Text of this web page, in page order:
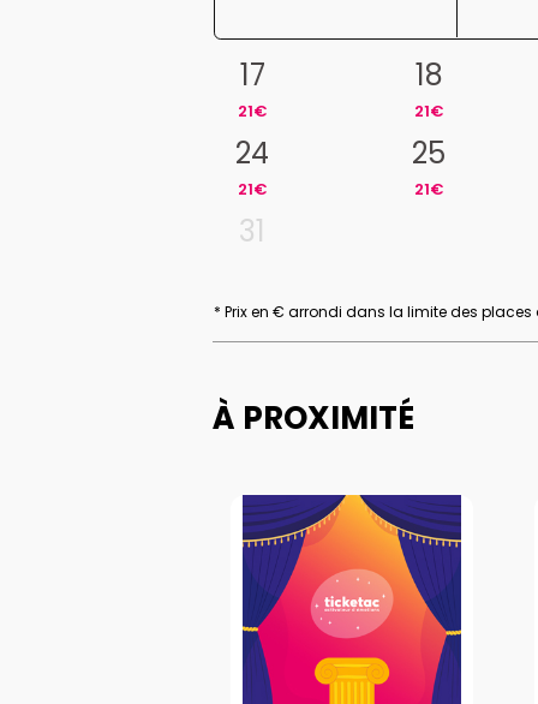
17
21€
18
21€
24
21€
25
21€
31
* Prix en € arrondi dans la limite des places
À PROXIMITÉ